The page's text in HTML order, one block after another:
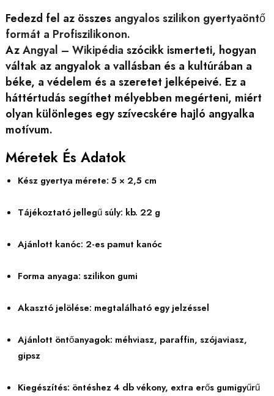
Fedezd fel az összes angyalos szilikon gyertyaöntő
formát a Profiszilikonon.
AzAngyal – Wikipédia szócikk ismerteti, hogyan
váltak az angyalok a vallásban és a kultúrában a
béke, a védelem és a szeretet jelképeivé. Ez a
háttértudás segíthet mélyebben megérteni, miért
olyan különleges egy szívecskére hajló angyalka
motívum.
Méretek És Adatok
Kész gyertya mérete: 5 × 2,5 cm
Tájékoztató jellegű súly: kb. 22 g
Ajánlott kanóc: 2-es pamut kanóc
Forma anyaga: szilikon gumi
Akasztó jelölése: megtalálható egy jelzéssel
Ajánlott öntőanyagok: méhviasz, paraffin, szójaviasz,
gipsz
Kiegészítés: öntéshez 4 db vékony, extra erős gumigyűrű